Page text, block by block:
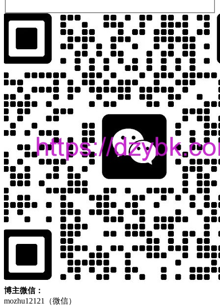
博主微信：
mozhu12121（微信）